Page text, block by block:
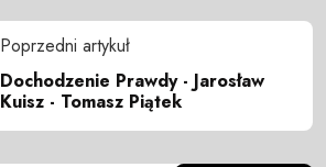
Poprzedni artykuł
Dochodzenie Prawdy - Jarosław
Kuisz - Tomasz Piątek